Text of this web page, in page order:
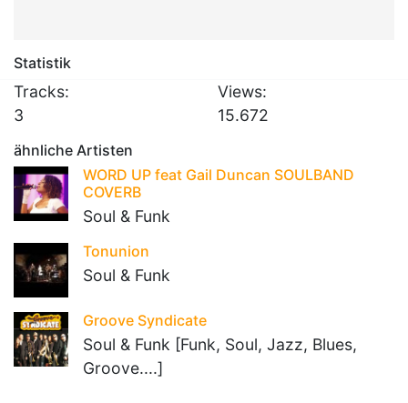
Statistik
Tracks:
3
Views:
15.672
ähnliche Artisten
WORD UP feat Gail Duncan SOULBAND
COVERB
Soul & Funk
Tonunion
Soul & Funk
Groove Syndicate
Soul & Funk [Funk, Soul, Jazz, Blues,
Groove....]